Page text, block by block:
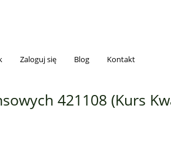
Zaloguj się Blog Kontakt
421108 (Kurs